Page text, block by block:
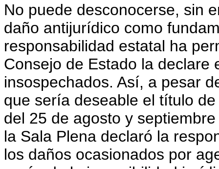
No puede desconocerse, sin
daño antijurídico como
responsabilidad estatal ha
Consejo de Estado la declare
insospechados. Así, a pesar
que sería deseable el título
del 25 de agosto y
la Sala Plena declaró la
los daños ocasionados por